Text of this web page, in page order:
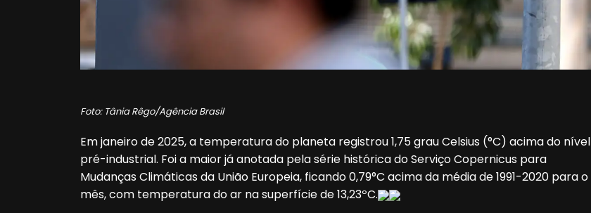
Foto: Tânia Rêgo/Agência Brasil
Em janeiro de 2025, a temperatura do planeta registrou 1,75 grau Celsius (°C) acima do nível
pré-industrial. Foi a maior já anotada pela série histórica do Serviço Copernicus para
Mudanças Climáticas da União Europeia, ficando 0,79°C acima da média de 1991-2020 para o
mês, com temperatura do ar na superfície de 13,23ºC.